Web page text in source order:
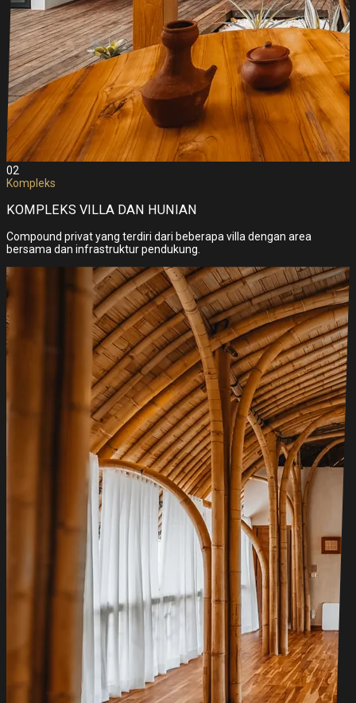
02
Kompleks
KOMPLEKS VILLA DAN HUNIAN
Compound privat yang terdiri dari beberapa villa dengan area
bersama dan infrastruktur pendukung.